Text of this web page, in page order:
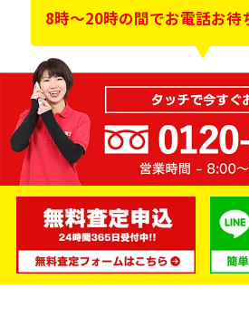
8時～20時の間でお電話お待